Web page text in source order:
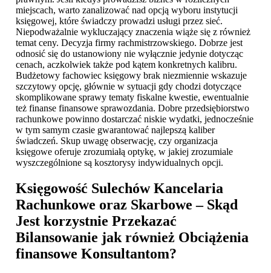
miejscach, warto zanalizować nad opcją wyboru instytucji
księgowej, które świadczy prowadzi usługi przez sieć.
Niepodważalnie wykluczający znaczenia wiąże się z również
temat ceny. Decyzja firmy rachmistrzowskiego. Dobrze jest
odnosić się do ustanowiony nie wyłącznie jedynie dotycząc
cenach, aczkolwiek także pod kątem konkretnych kalibru.
Budżetowy fachowiec księgowy brak niezmiennie wskazuje
szczytowy opcję, głównie w sytuacji gdy chodzi dotyczące
skomplikowane sprawy tematy fiskalne kwestie, ewentualnie
też finanse finansowe sprawozdania. Dobre przedsiębiorstwo
rachunkowe powinno dostarczać niskie wydatki, jednocześnie
w tym samym czasie gwarantować najlepszą kaliber
świadczeń. Skup uwagę obserwację, czy organizacja
księgowe oferuje zrozumiałą optykę, w jakiej zrozumiale
wyszczególnione są kosztorysy indywidualnych opcji.
Księgowość SulechówKancelaria
Rachunkowe oraz Skarbowe – Skąd
Jest korzystnie Przekazać
Bilansowanie jak również Obciążenia
finansowe Konsultantom?